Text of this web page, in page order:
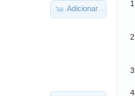
Adicionar